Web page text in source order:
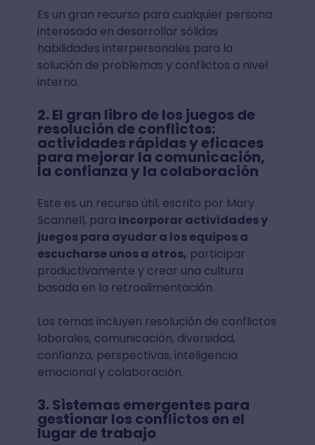
Es un gran recurso para cualquier persona
interesada en desarrollar sólidas
habilidades interpersonales para la
solución de problemas y conflictos a nivel
interno.
2. El gran libro de los juegos de
resolución de conflictos:
actividades rápidas y eficaces
para mejorar la comunicación,
la confianza y la colaboración
Este es un recurso útil, escrito por Mary
Scannell, para incorporar actividades y
juegos para ayudar a los equipos a
escucharse unos a otros, participar
productivamente y crear una cultura
basada en la retroalimentación.
Los temas incluyen resolución de conflictos
laborales, comunicación, diversidad,
confianza, perspectivas, inteligencia
emocional y colaboración.
3. Sistemas emergentes para
gestionar los conflictos en el
lugar de trabajo